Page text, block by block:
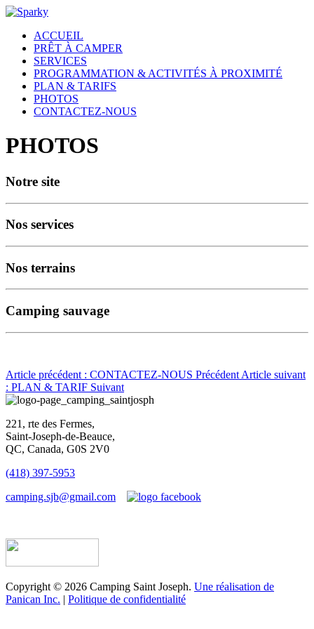
ACCUEIL
PRÊT À CAMPER
SERVICES
PROGRAMMATION & ACTIVITÉS À PROXIMITÉ
PLAN & TARIFS
PHOTOS
CONTACTEZ-NOUS
PHOTOS
Notre site
Nos services
Nos terrains
Camping sauvage
Article précédent : CONTACTEZ-NOUS Précédent Article suivant
: PLAN & TARIF Suivant
221, rte des Fermes,
Saint-Joseph-de-Beauce,
QC, Canada, G0S 2V0
(418) 397-5953
camping.sjb@gmail.com
Copyright © 2026 Camping Saint Joseph. Une réalisation de
Panican Inc. | Politique de confidentialité